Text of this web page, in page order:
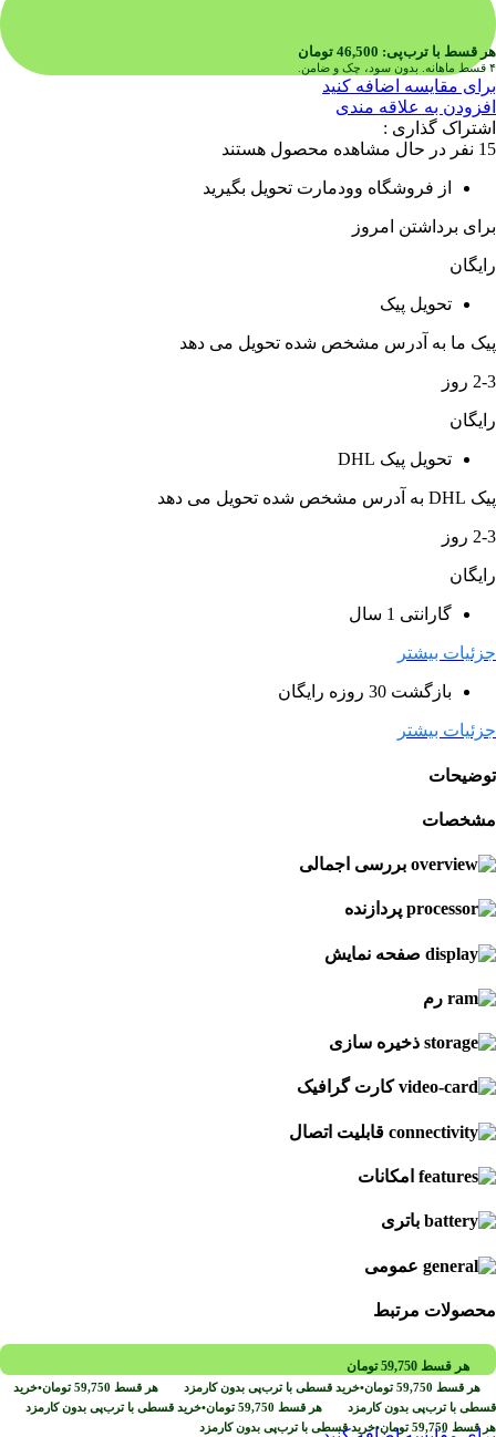
هر قسط با ترب‌پی: 46,500 تومان
۴ قسط ماهانه. بدون سود، چک و ضامن.
برای مقایسه اضافه کنید
افزودن به علاقه مندی
اشتراک گذاری :
15 نفر در حال مشاهده محصول هستند
از فروشگاه وودمارت تحویل بگیرید
برای برداشتن امروز
رایگان
تحویل پیک
پیک ما به آدرس مشخص شده تحویل می دهد
2-3 روز
رایگان
تحویل پیک DHL
پیک DHL به آدرس مشخص شده تحویل می دهد
2-3 روز
رایگان
گارانتی 1 سال
جزئیات بیشتر
بازگشت 30 روزه رایگان
جزئیات بیشتر
توضیحات
مشخصات
بررسی اجمالی
پردازنده
صفحه نمایش
رم
ذخیره سازی
کارت گرافیک
قابلیت اتصال
امکانات
باتری
عمومی
محصولات مرتبط
هر قسط 59,750 تومان
هر قسط 59,750 تومان•خرید قسطی با ترب‌پی بدون کارمزد هر قسط 59,750 تومان•خرید
قسطی با ترب‌پی بدون کارمزد
هر قسط 59,750 تومان•خرید قسطی با ترب‌پی بدون کارمزد
هر قسط 59,750 تومان•خرید قسطی با ترب‌پی بدون کارمزد